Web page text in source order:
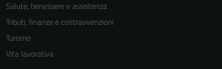
Salute, benessere e assistenza
Tributi, finanze e contravvenzioni
Turismo
Vita lavorativa